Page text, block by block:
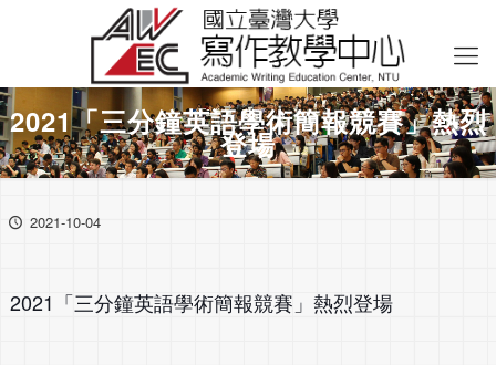
2021「三分鐘英語學術簡報競賽」熱烈
登場
2021-10-04
2021「三分鐘英語學術簡報競賽」熱烈登場